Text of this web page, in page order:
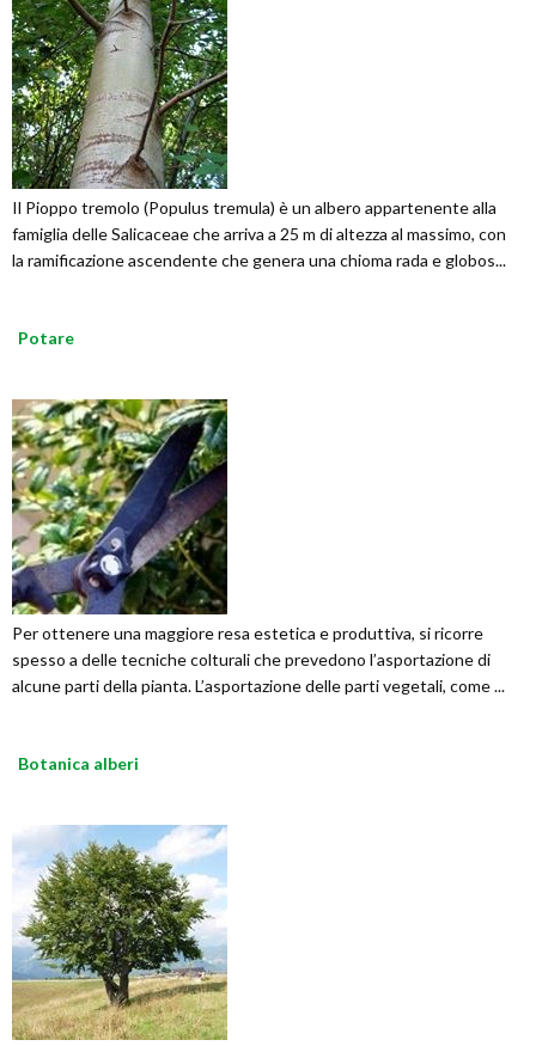
Il Pioppo tremolo (Populus tremula) è un albero appartenente alla
famiglia delle Salicaceae che arriva a 25 m di altezza al massimo, con
la ramificazione ascendente che genera una chioma rada e globos...
Potare
Per ottenere una maggiore resa estetica e produttiva, si ricorre
spesso a delle tecniche colturali che prevedono l’asportazione di
alcune parti della pianta. L’asportazione delle parti vegetali, come ...
Botanica alberi